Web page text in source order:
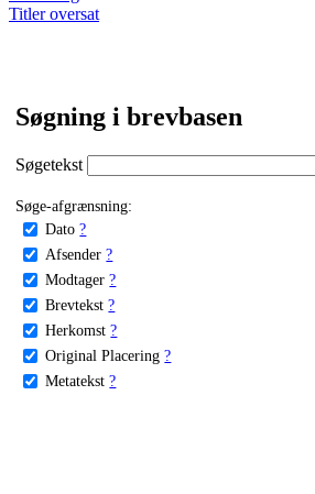
Titler oversat
Søgning i brevbasen
Søgetekst
Søge-afgrænsning:
Dato ?
Afsender ?
Modtager ?
Brevtekst ?
Herkomst ?
Original Placering ?
Metatekst ?